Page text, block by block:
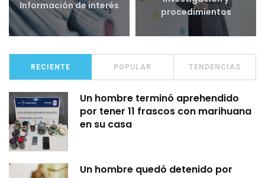
Información de interés
procedimientos
RECIENTE POPULAR TENDENCIAS
Un hombre terminó aprehendido
por tener 11 frascos con marihuana
en su casa
Un hombre quedó detenido por